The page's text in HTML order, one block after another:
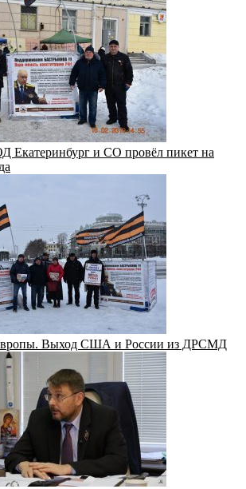
Екатеринбург и СО провёл пикет на
Выход США и России из ДРСМД